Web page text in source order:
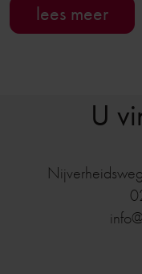
lees meer
U